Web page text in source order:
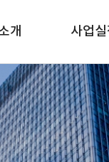
개
템
사업실